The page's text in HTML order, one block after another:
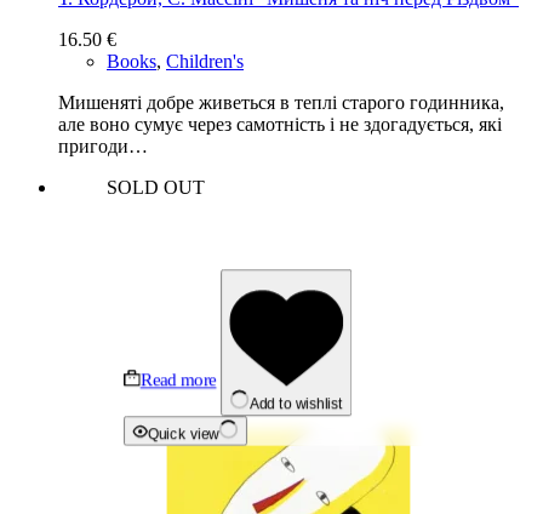
16.50 €
Books, Children's
Мишеняті добре живеться в теплі старого годинника,
але воно сумує через самотність і не здогадується, які
пригоди…
SOLD OUT
Read more
Add to wishlist
Quick view